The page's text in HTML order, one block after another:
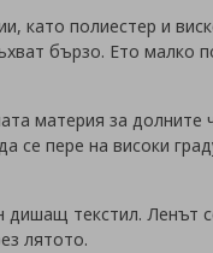
като полиестер и
бързо. Ето малко
материя за
се пере на високи
дишащ текстил. Ленът
лятото.